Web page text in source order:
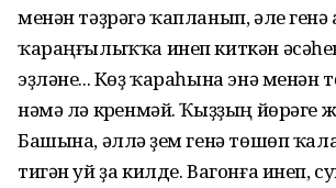
менән тәҙрәгә ҡапланып, әле
ҡараңғылыҡҡа инеп киткән
эҙләне... Көҙ ҡараһына энә менән
нәмә лә күренмәй. Ҡыҙҙың йөрәге
Башына, әллә үҙем генә төшөп
тигән уй ҙа килде. Вагонға инеп,